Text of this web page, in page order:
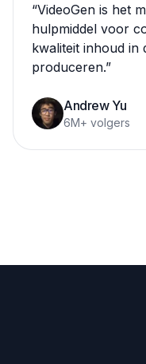
“VideoGen is het
hulpmiddel voor
kwaliteit inhoud in
produceren.”
Andrew Yu
6M+ volgers